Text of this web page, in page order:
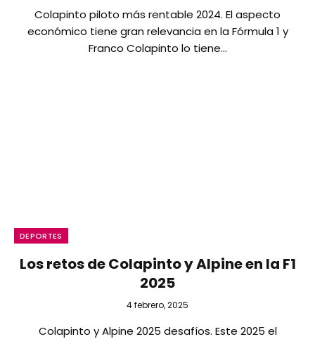
Colapinto piloto más rentable 2024. El aspecto
económico tiene gran relevancia en la Fórmula 1 y
Franco Colapinto lo tiene…
DEPORTES
Los retos de Colapinto y Alpine en la F1
2025
4 febrero, 2025
Colapinto y Alpine 2025 desafíos. Este 2025 el